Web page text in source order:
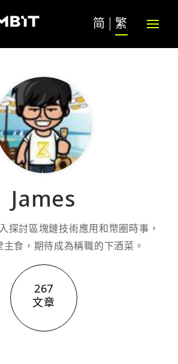
简 繁
James
探討區塊鏈技術應用和幣圈時事，
食，期待成為稱職的下酒菜。
267
文章